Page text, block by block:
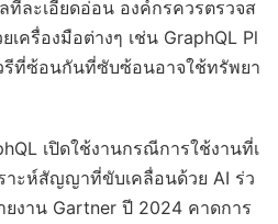
ที่ละเอียดอ่อน องค์กรควรตรวจส
ครื่องมือต่างๆ เช่น GraphQL Pl
รีที่ซ้อนกันที่ซับซ้อนอาจใช้ทรัพยา
เปิดใช้งานกรณีการใช้งานที่เ
าะห์สัญญาที่ขับเคลื่อนด้วย AI ร่ว
งาน Gartner ปี 2024 คาดการ